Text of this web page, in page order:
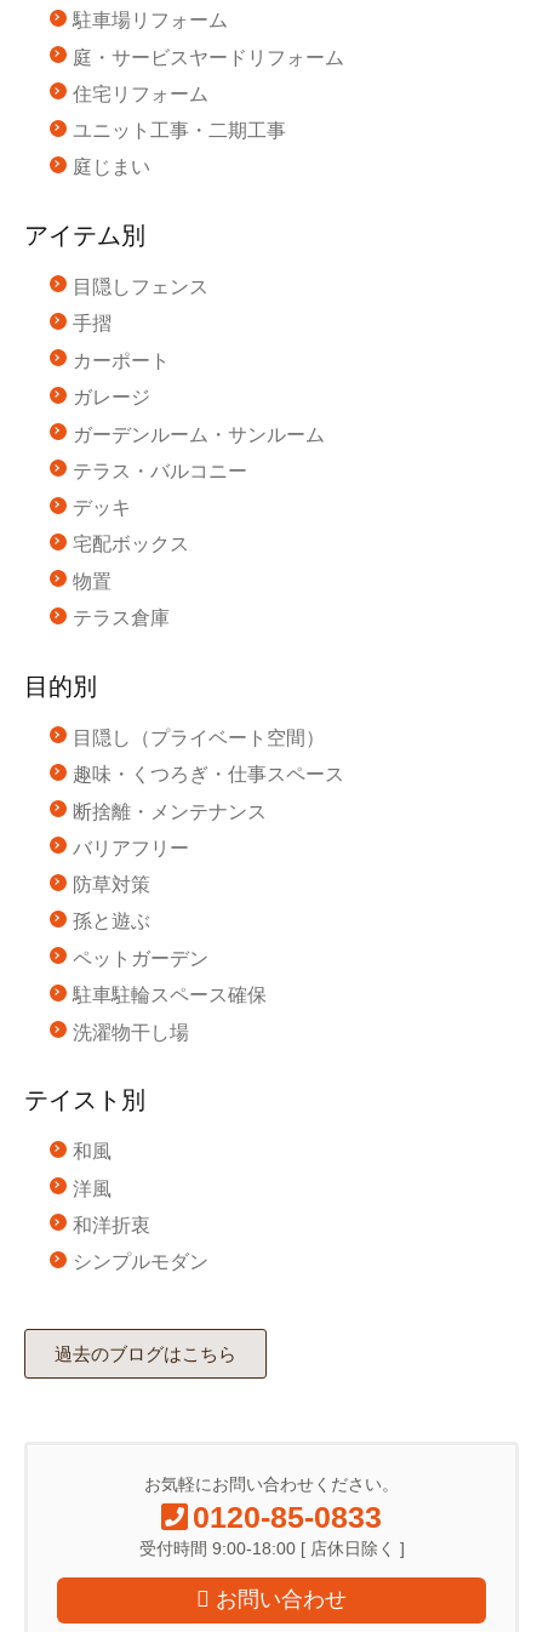
駐車場リフォーム
庭・サービスヤードリフォーム
住宅リフォーム
ユニット工事・二期工事
庭じまい
アイテム別
目隠しフェンス
手摺
カーポート
ガレージ
ガーデンルーム・サンルーム
テラス・バルコニー
デッキ
宅配ボックス
物置
テラス倉庫
目的別
目隠し（プライベート空間）
趣味・くつろぎ・仕事スペース
断捨離・メンテナンス
バリアフリー
防草対策
孫と遊ぶ
ペットガーデン
駐車駐輪スペース確保
洗濯物干し場
テイスト別
和風
洋風
和洋折衷
シンプルモダン
過去のブログはこちら
お気軽にお問い合わせください。
0120-85-0833
受付時間 9:00-18:00 [ 店休日除く ]
お問い合わせ